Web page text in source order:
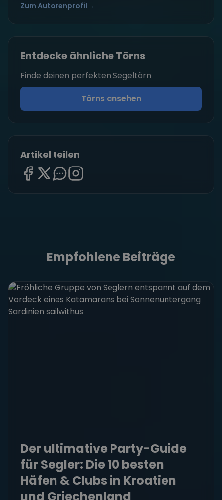
Zum Autorenprofil →
Entdecke ähnliche Törns
Finde deinen perfekten Segeltörn
Törns ansehen
Artikel teilen
Empfohlene Beiträge
Der ultimative Party-Guide
für Segler: Die 10 besten
Häfen & Clubs in Kroatien
und Griechenland